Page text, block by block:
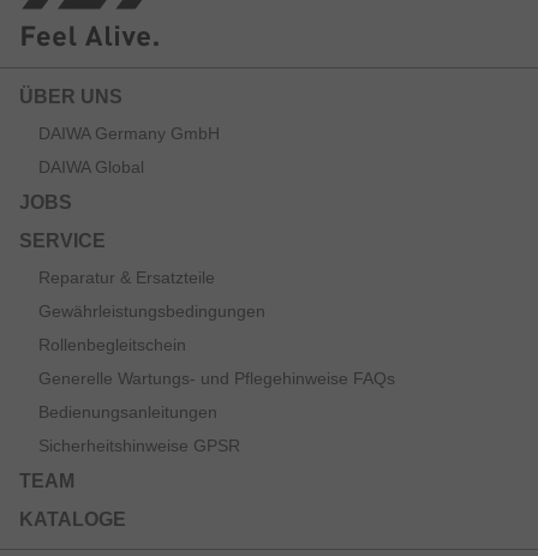
ÜBER UNS
DAIWA Germany GmbH
DAIWA Global
JOBS
SERVICE
Reparatur & Ersatzteile
Gewährleistungsbedingungen
Rollenbegleitschein
Generelle Wartungs- und Pflegehinweise FAQs
Bedienungsanleitungen
Sicherheitshinweise GPSR
TEAM
KATALOGE